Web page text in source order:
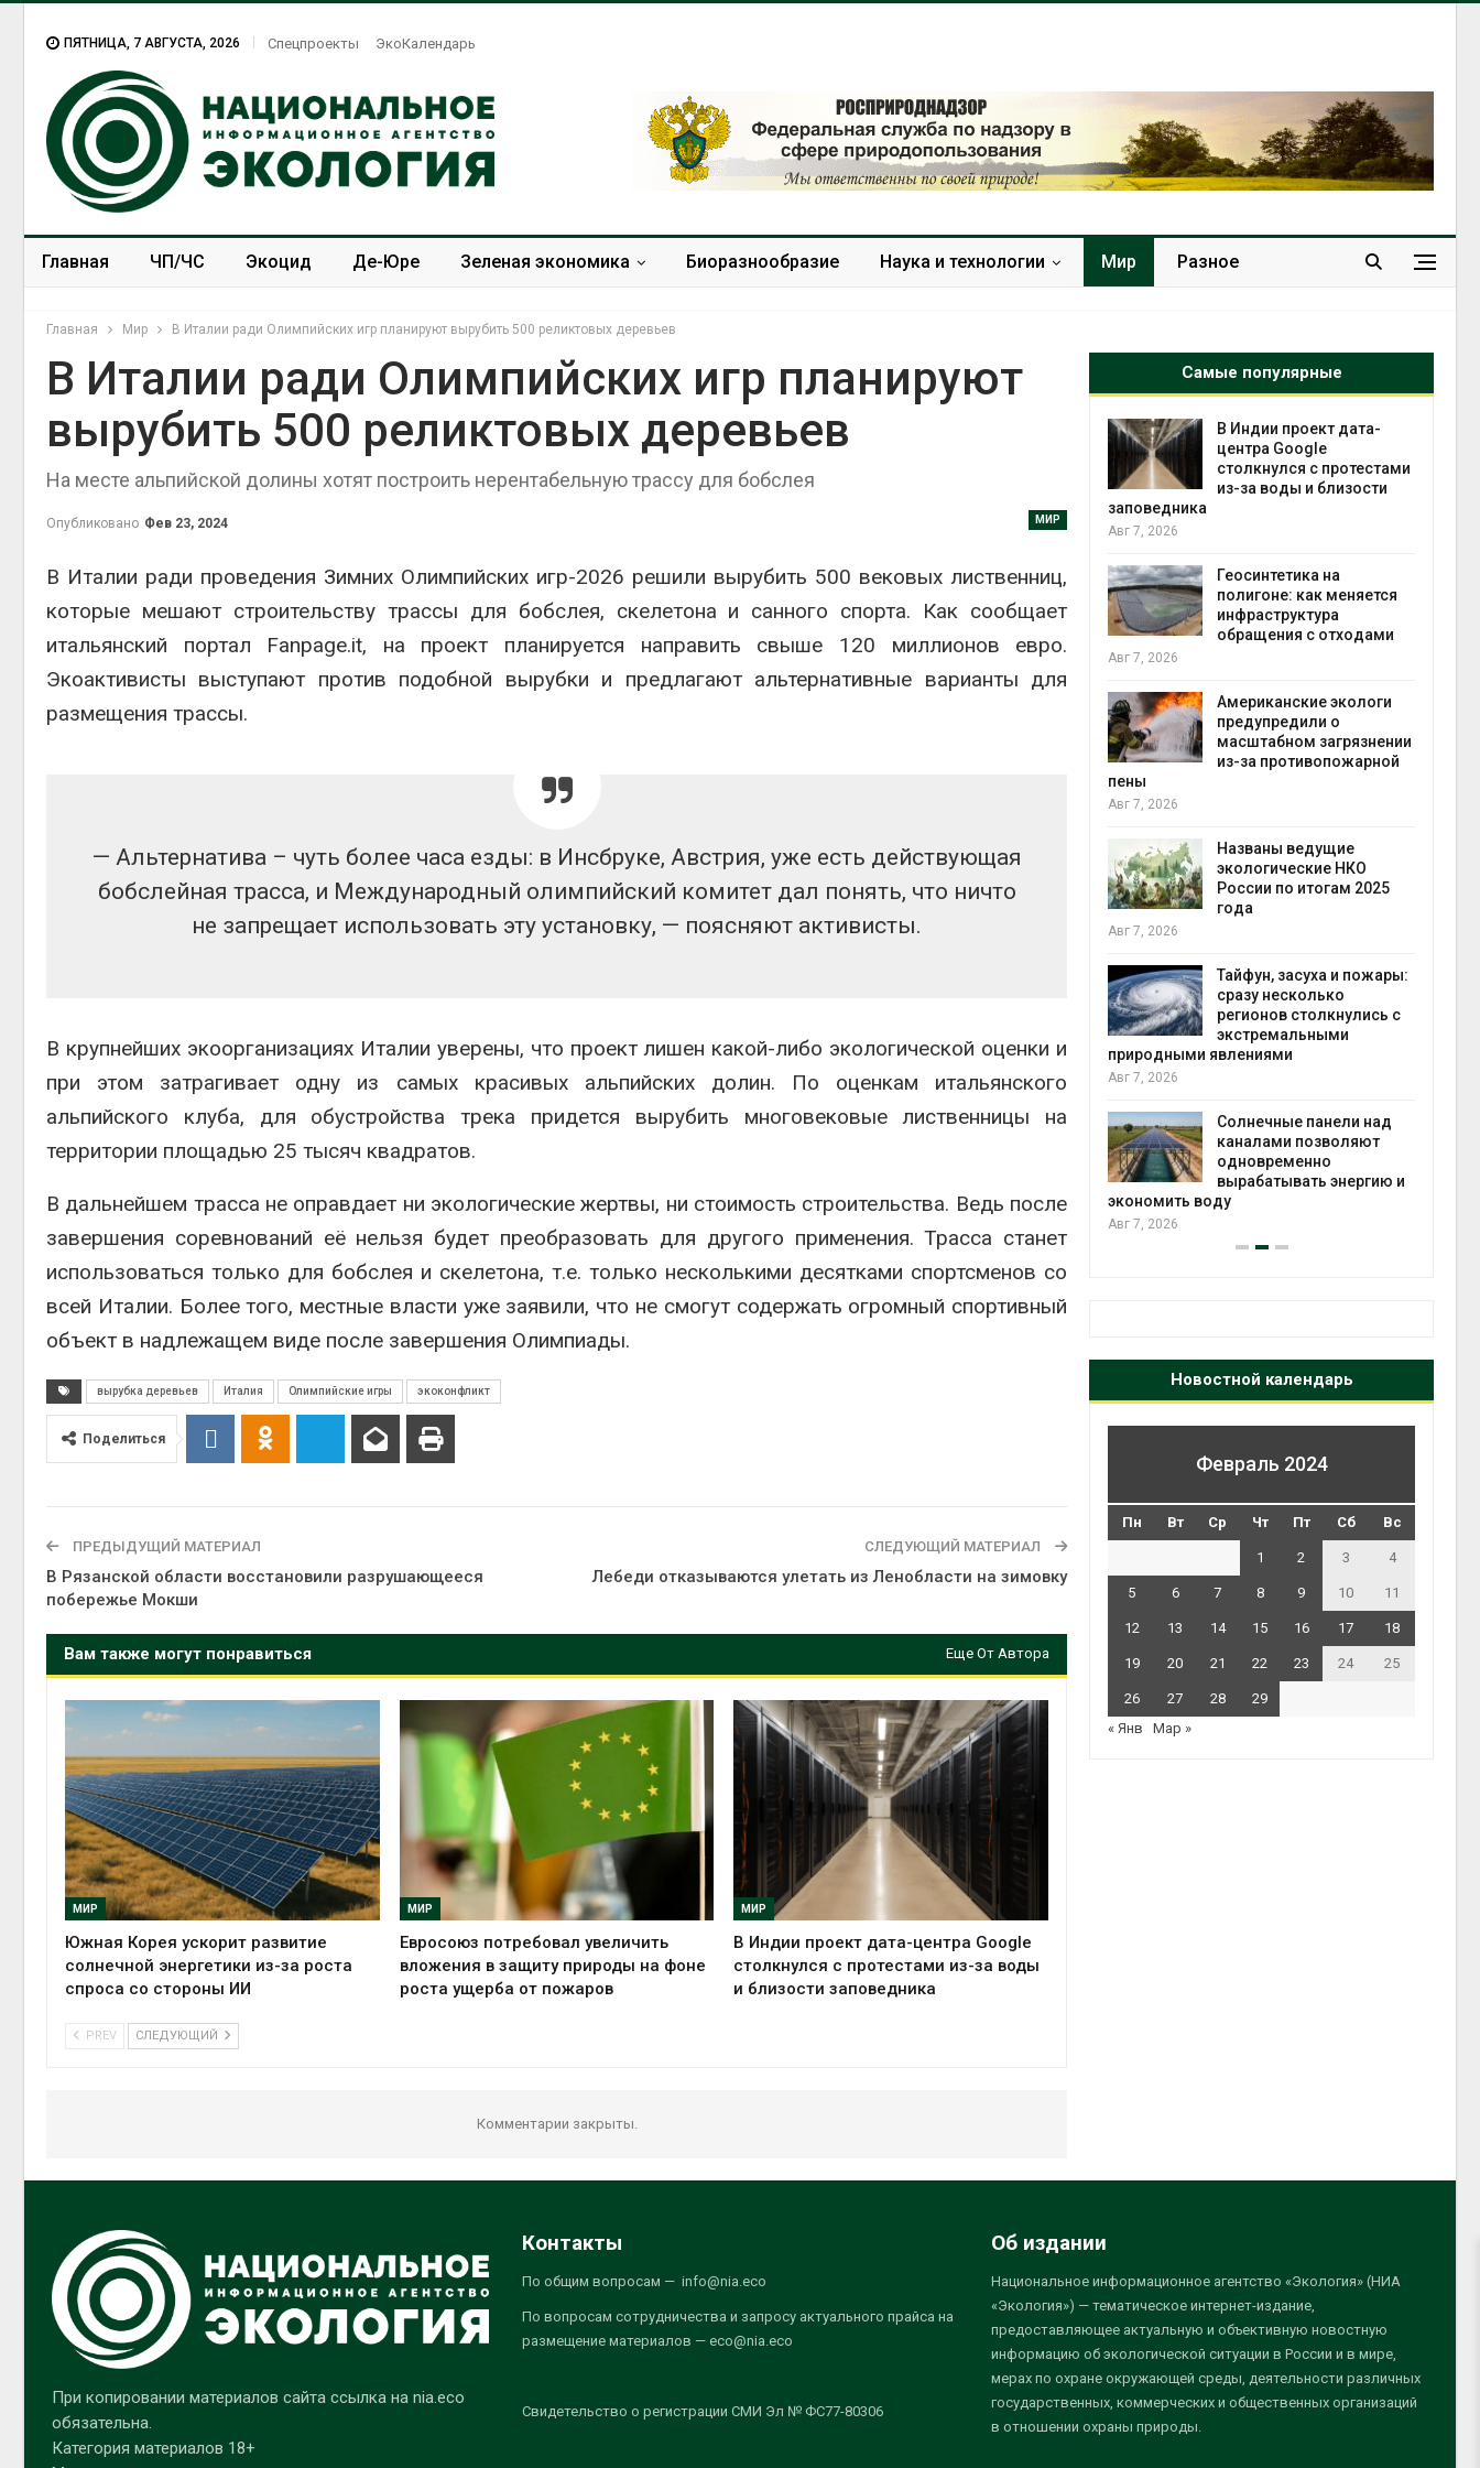
ПЯТНИЦА, 7 АВГУСТА, 2026 Спецпроекты ЭкоКалендарь
Главная ЧП/ЧС Экоцид Де-Юре Зеленая экономика Биоразнообразие Наука и технологии Мир Разное
Главная Мир В Италии ради Олимпийских игр планируют вырубить 500 реликтовых деревьев
В Италии ради Олимпийских игр планируют
вырубить 500 реликтовых деревьев
На месте альпийской долины хотят построить нерентабельную трассу для бобслея
МИР
Опубликовано Фев 23, 2024
В Италии ради проведения Зимних Олимпийских игр-2026 решили вырубить 500 вековых лиственниц,
которые мешают строительству трассы для бобслея, скелетона и санного спорта. Как сообщает
итальянский портал Fanpage.it, на проект планируется направить свыше 120 миллионов евро.
Экоактивисты выступают против подобной вырубки и предлагают альтернативные варианты для
размещения трассы.
— Альтернатива – чуть более часа езды: в Инсбруке, Австрия, уже есть действующая
бобслейная трасса, и Международный олимпийский комитет дал понять, что ничто
не запрещает использовать эту установку, — поясняют активисты.
В крупнейших экоорганизациях Италии уверены, что проект лишен какой-либо экологической оценки и
при этом затрагивает одну из самых красивых альпийских долин. По оценкам итальянского
альпийского клуба, для обустройства трека придется вырубить многовековые лиственницы на
территории площадью 25 тысяч квадратов.
В дальнейшем трасса не оправдает ни экологические жертвы, ни стоимость строительства. Ведь после
завершения соревнований её нельзя будет преобразовать для другого применения. Трасса станет
использоваться только для бобслея и скелетона, т.е. только несколькими десятками спортсменов со
всей Италии. Более того, местные власти уже заявили, что не смогут содержать огромный спортивный
объект в надлежащем виде после завершения Олимпиады.
вырубка деревьев Италия Олимпийские игры экоконфликт
Поделиться
ПРЕДЫДУЩИЙ МАТЕРИАЛ
В Рязанской области восстановили разрушающееся
побережье Мокши
СЛЕДУЮЩИЙ МАТЕРИАЛ
Лебеди отказываются улетать из Ленобласти на зимовку
Вам также могут понравиться Еще От Автора
МИР
Южная Корея ускорит развитие
солнечной энергетики из-за роста
спроса со стороны ИИ
МИР
Евросоюз потребовал увеличить
вложения в защиту природы на фоне
роста ущерба от пожаров
МИР
В Индии проект дата-центра Google
столкнулся с протестами из-за воды
и близости заповедника
PREV СЛЕДУЮЩИЙ
Комментарии закрыты.
Самые популярные
Дождевая вода с крыш
может помочь городам
переживать жару
Авг 7, 2026
строительство мусорных
контейнерных площадок
Авг 7, 2026
Панамский канал вновь
В китайской провинции
эвакуировали более 140
тыс. человек
Авг 6, 2026
МЕГА и ВкусВилл
Учёные предложили
получать питьевую воду
ветра
Авг 6, 2026
водохранилища Волги и
превысить норму почти в
полтора раза
может обходиться без
кондиционера и почти
без отопления
Ozon запустит сбор
помощи для приютов
Авг 7, 2026
В Индии проект дата-
центра Google
столкнулся с протестами
из-за воды и близости
заповедника
Авг 7, 2026
Геосинтетика на
полигоне: как меняется
инфраструктура
обращения с отходами
Авг 7, 2026
Американские экологи
предупредили о
масштабном загрязнении
из-за противопожарной
пены
Авг 7, 2026
Названы ведущие
экологические НКО
России по итогам 2025
года
Авг 7, 2026
Тайфун, засуха и пожары:
сразу несколько
регионов столкнулись с
экстремальными
природными явлениями
Авг 7, 2026
Солнечные панели над
каналами позволяют
одновременно
вырабатывать энергию и
экономить воду
Авг 7, 2026
Новостной календарь
Февраль 2024
Пн Вт Ср Чт Пт Сб Вс
1 2 3 4
5 6 7 8 9 10 11
12 13 14 15 16 17 18
19 20 21 22 23 24 25
26 27 28
29
« Янв
Мар »
При копировании материалов сайта ссылка на nia.eco
обязательна.
Категория материалов 18+
Контакты
По общим вопросам — info@nia.eco
По вопросам сотрудничества и запросу актуального прайса на
размещение материалов — eco@nia.eco
Свидетельство о регистрации СМИ Эл № ФС77-80306
Об издании
Национальное информационное агентство «Экология» (НИА
«Экология») — тематическое интернет-издание,
предоставляющее актуальную и объективную новостную
информацию об экологической ситуации в России и в мире,
мерах по охране окружающей среды, деятельности различных
государственных, коммерческих и общественных организаций
в отношении охраны природы.